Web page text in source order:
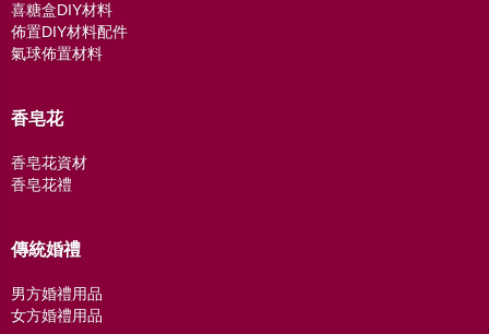
喜糖盒DIY材料
佈置DIY材料配件
氣球佈置材料
香皂花
香皂花資材
香皂花禮
傳統婚禮
男方婚禮用品
女方婚禮用品